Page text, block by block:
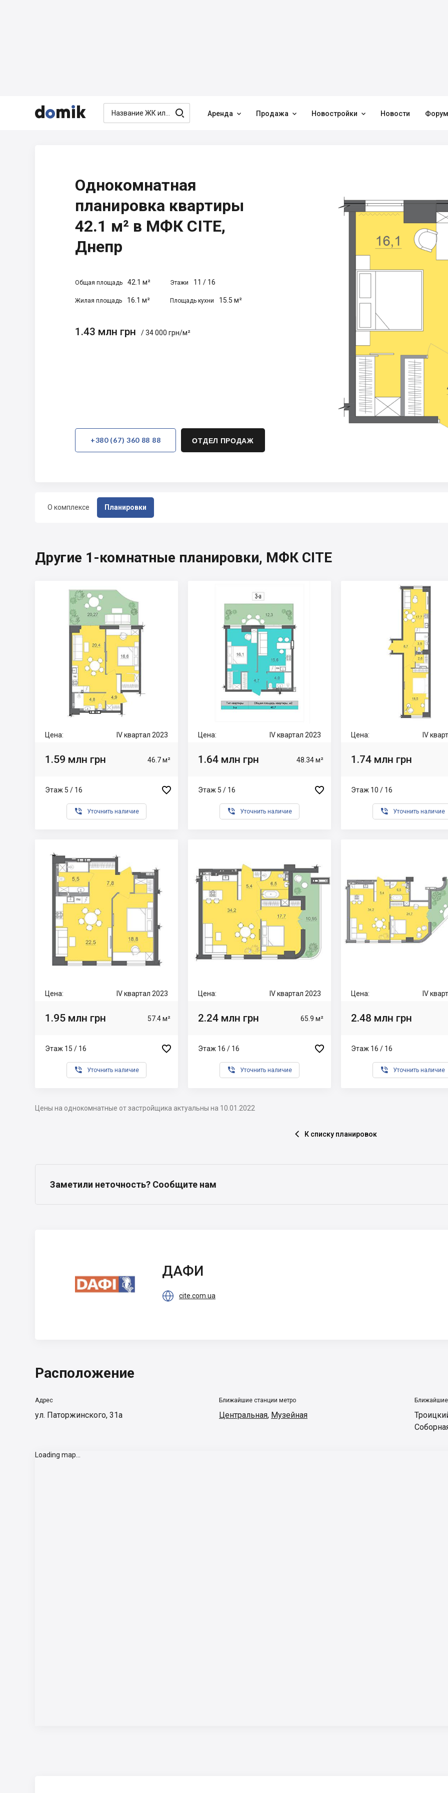


  Аренда  Продажа  Новостройки  Новости Форум
О комплексе Планировки
Однокомнатная
планировка квартиры
42.1 м² в МФК CITE,
Днепр
Общая площадь 42.1 м² Этажи 11 / 16
Жилая площадь 16.1 м² Площадь кухни 15.5 м²
1.43 млн грн / 34 000 грн/м²
+380 (67) 360 88 88 ОТДЕЛ ПРОДАЖ
Другие 1-комнатные планировки, МФК CITE
Цена: IV квартал 2023
1.59 млн грн 46.7 м²
Этаж 5 / 16 
 Уточнить наличие
Цена: IV квартал 2023
1.64 млн грн 48.34 м²
Этаж 5 / 16 
 Уточнить наличие
Цена: IV
1.74 млн грн
Этаж 10 / 16
 Уточнить наличие
Цена: IV квартал 2023
1.95 млн грн 57.4 м²
Этаж 15 / 16 
 Уточнить наличие
Цена: IV квартал 2023
2.24 млн грн 65.9 м²
Этаж 16 / 16 
 Уточнить наличие
Цена: IV
2.48 млн грн
Этаж 16 / 16
 Уточнить наличие
Цены на однокомнатные от застройщика актуальны на 10.01.2022
 К списку планировок
Заметили неточность? Сообщите нам
ДАФИ
 cite.com.ua
Расположение
Адрес
ул. Паторжинского, 31а
Ближайшие станции метро
Центральная, Музейная
Loading map...